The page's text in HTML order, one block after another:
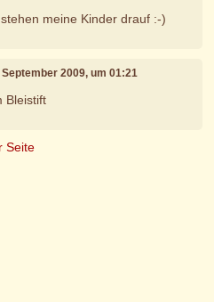
meine Kinder drauf :-)
September 2009, um 01:21
Bleistift
Seite